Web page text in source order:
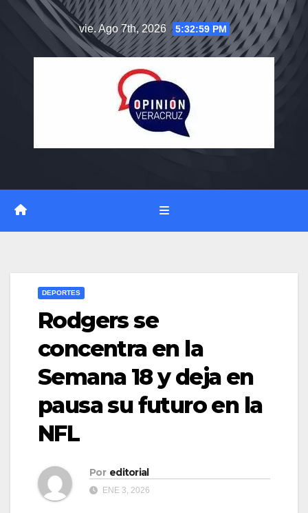
vie. Ago 7th, 2026 5:33:00 PM
DEPORTES
Rodgers se
concentra en la
Semana 18 y deja en
pausa su futuro en la
NFL
Por editorial
ENE 3, 2026